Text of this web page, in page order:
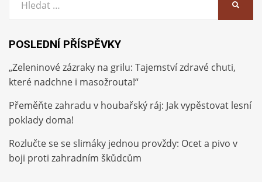
POSLEDNÍ PŘÍSPĚVKY
„Zeleninové zázraky na grilu: Tajemství zdravé chuti,
které nadchne i masožrouta!“
Přeměňte zahradu v houbařský ráj: Jak vypěstovat lesní
poklady doma!
Rozlučte se se slimáky jednou provždy: Ocet a pivo v
boji proti zahradním škůdcům